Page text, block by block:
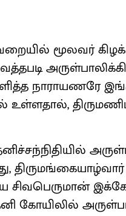
மூலவர்
நாராயணரே
சிவபெருமான்
கோயிலில்